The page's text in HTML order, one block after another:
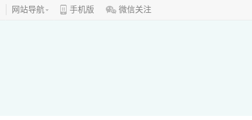
网站导航 手机版 微信关注